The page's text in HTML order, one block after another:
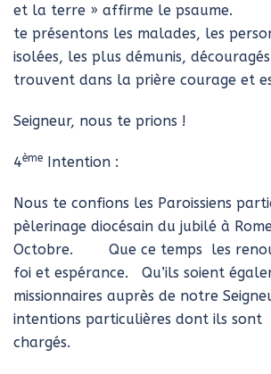
et la terre » affirme le
te présentons les malades, les
isolées, les plus démunis,
trouvent dans la prière courage et
Seigneur, nous te prions !
4ème Intention :
Nous te confions les Paroissiens
pèlerinage diocésain du jubilé à
Octobre. Que ce temps les
foi et espérance. Qu’ils soient
missionnaires auprès de notre
intentions particulières dont ils sont
chargés.